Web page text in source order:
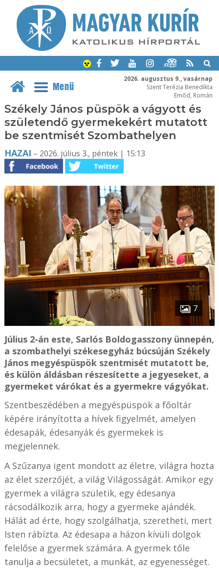
2026. augusztus 9., vasárnap
Szent Terézia Benedikta
Emõd, Román
Menü
Székely János püspök a vágyott és
születendő gyermekekért mutatott
be szentmisét Szombathelyen
HAZAI – 2026. július 3., péntek | 15:13
7
Július 2-án este, Sarlós Boldogasszony ünnepén,
a szombathelyi székesegyház búcsúján Székely
János megyéspüspök szentmisét mutatott be,
és külön áldásban részesítette a jegyeseket, a
gyermeket várókat és a gyermekre vágyókat.
Szentbeszédében a megyéspüspök a főoltár
képére irányította a hívek figyelmét, amelyen
édesapák, édesanyák és gyermekek is
megjelennek.
A Szűzanya igent mondott az életre, világra hozta
az élet szerzőjét, a világ Világosságát. Amikor egy
gyermek a világra születik, egy édesanya
rácsodálkozik arra, hogy a gyermeke ajándék.
Hálát ad érte, hogy szolgálhatja, szeretheti, mert
Isten rábízta. Az édesapa a házon kívüli dolgok
felelőse a gyermek számára. A gyermek tőle
tanulja a becsületet, a munkát, az egyenességet.